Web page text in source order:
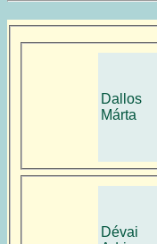
Dallos
Márta
Dévai